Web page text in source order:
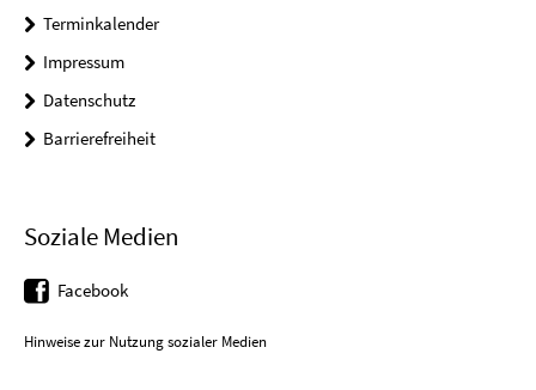
Terminkalender
Impressum
Datenschutz
Barrierefreiheit
Soziale Medien
Facebook
Hinweise zur Nutzung sozialer Medien